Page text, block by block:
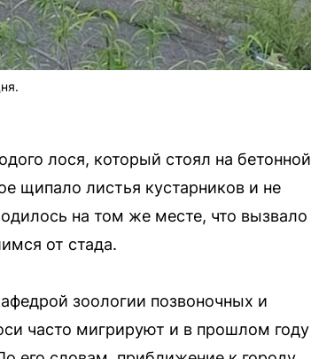
лося, который стоял на бетонной
щипало листья кустарников и не
на том же месте, что вызвало
от стада.
зоологии позвоночных и
часто мигрируют и в прошлом году